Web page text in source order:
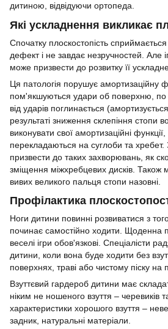
дитиною, відвідуючи ортопеда.
Які ускладнення викликає
Спочатку плоскостопість
дефект і не завдає незручностей. Але
може призвести до розвитку її
Ця патологія порушує амортизаційну
пом'якшуються удари об поверхню,
від ударів поглинається
результаті зниження склепіння стопи
виконувати свої амортизаційні
перекладаються на суглоби та
призвести до таких захворювань, як
зміщення міжхребцевих дисків. Також
вивих великого пальця стопи назовні.
Профілактика
Ноги дитини повинні розвиватися з
починає самостійно ходити. Щоденна
веселі ігри обов'язкові. Спеціалісти
дитини, коли вона буде ходити без
поверхнях, траві або чистому піску на
Взуттєвий гардероб дитини має
ніким не ношеного взуття – черевиків
характеристики хорошого взуття –
задник, натуральні матеріали.